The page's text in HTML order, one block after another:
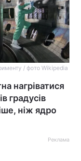
/ фото Wikipedia
нагріватися
градусів
ніж ядро
Реклама